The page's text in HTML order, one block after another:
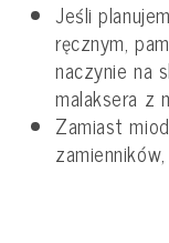
Jeśli
ręcznym,
naczynie na
malaksera z
Zamiast